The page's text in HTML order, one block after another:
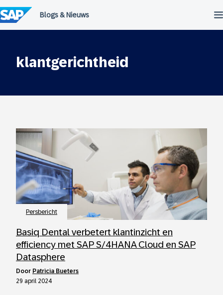
naar
de
inhoud
klantgerichtheid
Persbericht
Basiq Dental verbetert klantinzicht en
efficiency met SAP S/4HANA Cloud en SAP
Datasphere
door Patricia Bueters
29 april 2024